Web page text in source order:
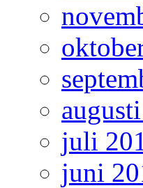
juli
juni